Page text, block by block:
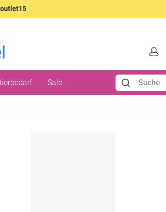
outlet15
Sale